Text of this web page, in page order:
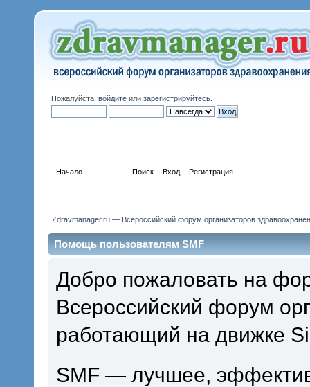
Пожалуйста, войдите или зарегистрируйтесь
Начало Поиск Вход Регистрация
Zdravmanager.ru — Всероссийский форум организаторов
Помощь пользователям SMF
Добро пожаловать на
Всероссийский форум
работающий на движке
SMF — лучшее,